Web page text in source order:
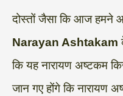
दोस्तों जैसा कि आज हमने
Narayan Ashtakam
कि यह नारायण अष्टकम
जान गए होंगे कि नारायण